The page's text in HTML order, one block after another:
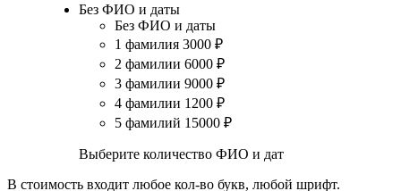
Без ФИО и даты
Без ФИО и даты
1 фамилия 3000 ₽
2 фамилии 6000 ₽
3 фамилии 9000 ₽
4 фамилии 1200 ₽
5 фамилий 15000 ₽
Выберите количество ФИО и дат
В стоимость входит любое кол-во букв, любой шрифт.